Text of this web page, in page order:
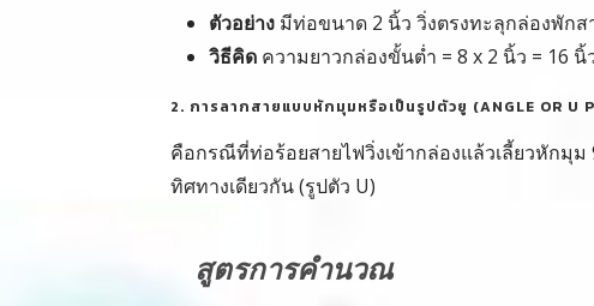
ตัวอย่าง มีท่อขนาด 2 นิ้ว วิ่งตรงทะลุกล่องพักส
วิธีคิด ความยาวกล่องขั้นต่ำ = 8 x 2 นิ้ว = 16
2. การลากสายแบบหักมุมหรือเป็นรูปตัวยู (ANGLE OR U
คือกรณีที่ท่อร้อยสายไฟวิ่งเข้ากล่องแล้วเลี้ยวหักมุ
ทิศทางเดียวกัน (รูปตัว U)
สูตรการคำนวณ